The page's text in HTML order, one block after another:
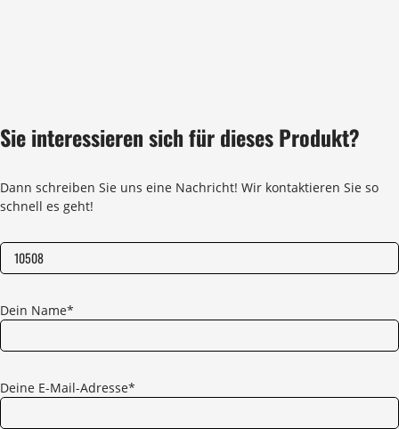
Sie interessieren sich für dieses Produkt?
Dann schreiben Sie uns eine Nachricht! Wir kontaktieren Sie so
schnell es geht!
Dein Name*
Deine E-Mail-Adresse*